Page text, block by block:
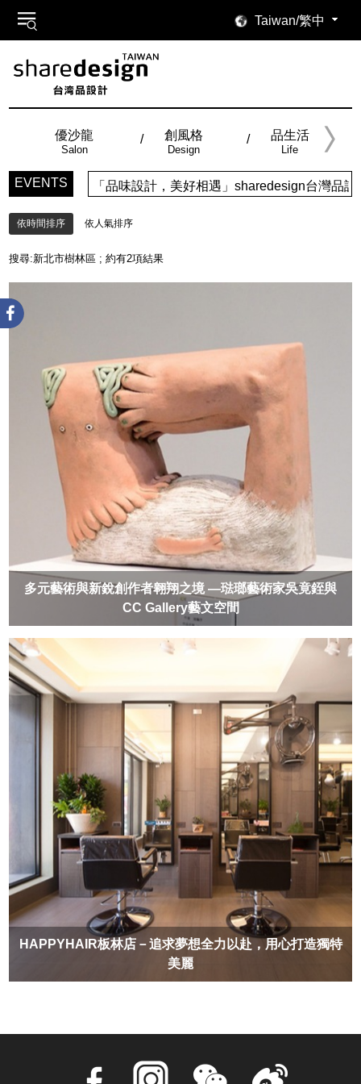
Taiwan/繁中
優沙龍
Salon
創風格
Design
品生活
Life
EVENTS 「品味設計，美好相遇」sharedesign台灣品
依時間排序 依人氣排序
搜尋:新北市樹林區 ; 約有2項結果
多元藝術與新銳創作者翱翔之境 —琺瑯藝術家吳竟銍與
CC Gallery藝文空間
HAPPYHAIR板林店－追求夢想全力以赴，用心打造獨特
美麗